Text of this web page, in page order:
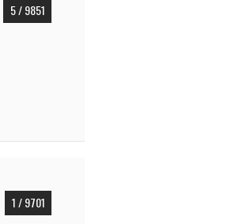
5 / 9851
1 / 9701